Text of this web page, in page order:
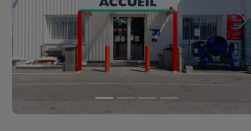
Précédent